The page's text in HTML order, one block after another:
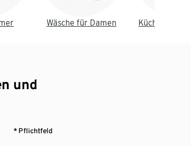
Wäsche für Damen Küche &
und
* Pflichtfeld